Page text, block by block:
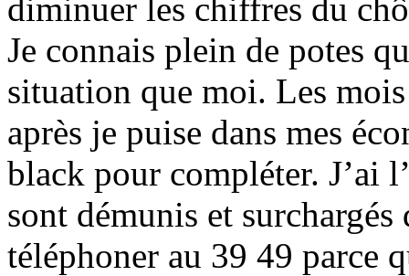
diminuer les chiffres du
Je connais plein de potes
situation que moi. Les
après je puise dans mes
black pour compléter. J’ai
sont démunis et
téléphoner au 39 49 parce